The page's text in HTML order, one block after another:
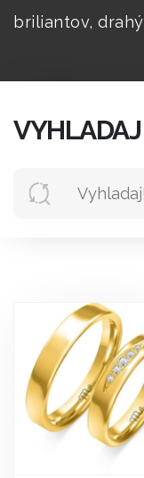
briliantov,
VYHLADAJ